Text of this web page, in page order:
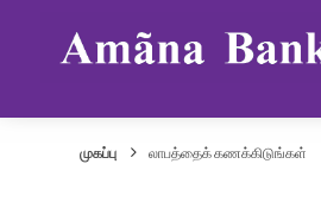
முகப்பு லாபத்தைக் கணக்கிடுங்கள்